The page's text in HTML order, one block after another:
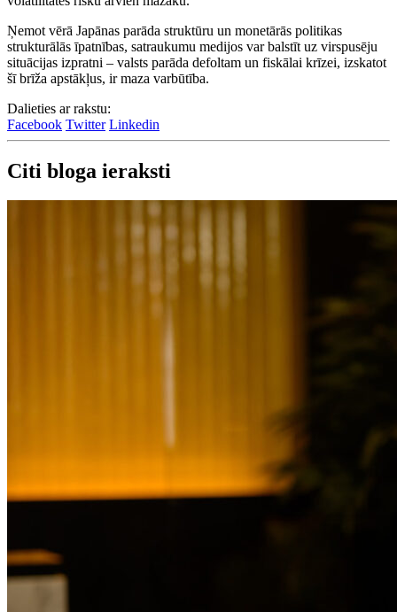
Ņemot vērā Japānas parāda struktūru un monetārās politikas
strukturālās īpatnības, satraukumu medijos var balstīt uz virspusēju
situācijas izpratni – valsts parāda defoltam un fiskālai krīzei, izskatot
šī brīža apstākļus, ir maza varbūtība.
Dalieties ar rakstu:
Facebook Twitter Linkedin
Citi bloga ieraksti